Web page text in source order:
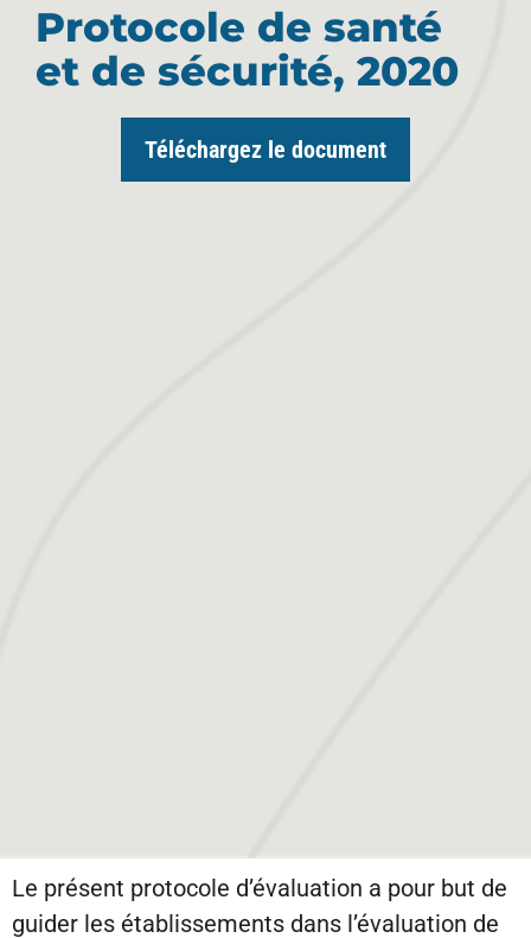
Protocole de santé
et de sécurité, 2020
Téléchargez le document
Le présent protocole d’évaluation a pour but de
guider les établissements dans l’évaluation de